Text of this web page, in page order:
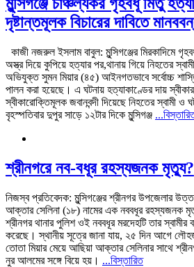
দৃষ্টান্তমূলক বিচারের দাবিতে
কাজী নজরুল ইসলাম বাবুল: মুন্সিগঞ্জের মিরকাদিমে
অস্ত্র দিয়ে কুপিয়ে হত্যার পর,থানায় গিয়ে নিহতের
অভিযুক্ত সুমন মিয়ার (৪৫) আইনগতভাবে সর্বোচ্চ
পালন করা হয়েছে। এ ঘটনায় হত্যাকাণ্ডের দায়
স্বীকারোক্তিমূলক জবানবন্দী দিয়েছে নিহতের স্বামী
বৃহস্পতিবার দুপুর সাড়ে ১২টার দিকে মুন্সিগঞ্জ
শ্রীনগরে নব-বধূর রহস্যজনক মৃত্যু?
নিজস্ব প্রতিবেদক: মুন্সিগঞ্জের শ্রীনগর উপজেলার
আক্তার সেলিনা (১৮) নামের এক নববধূর রহস্যজনক
শ্রীনগর থানার পুলিশ ওই নববধূর মরদেহটি তার স্বামীর
করেছে। স্থানীয় সূত্রে জানা যায়, ২৫ দিন আগে
তোতা মিয়ার মেয়ে আছিয়া আক্তার সেলিনার সাথে
নুর আলমের সঙ্গে বিয়ে হয়। ...বিস্তারিত